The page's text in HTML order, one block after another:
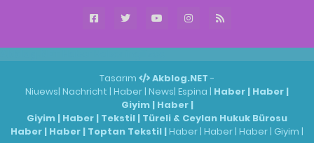
Tasarım Akblog.NET -
Niuews| Nachricht | Haber | News| Espina | Haber | Haber |
Giyim| Haber|
Giyim | Haber | Tekstil | Türeli & Ceylan Hukuk Bürosu
Haber | Haber | Toptan Tekstil | Haber | Haber | Haber | Giyim |